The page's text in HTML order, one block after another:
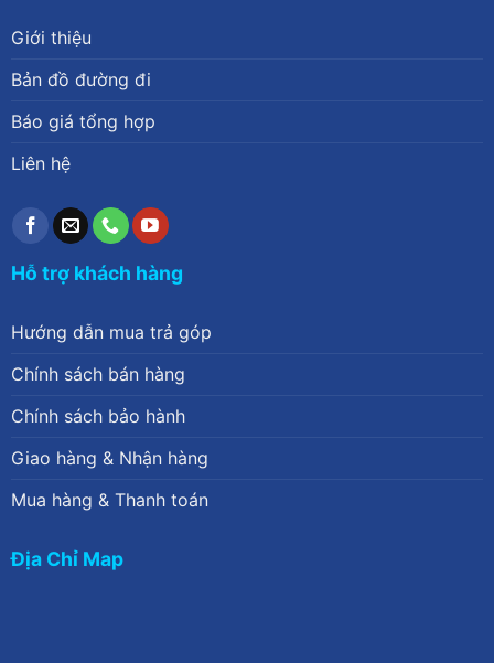
Giới thiệu
Bản đồ đường đi
Báo giá tổng hợp
Liên hệ
Hỗ trợ khách hàng
Hướng dẫn mua trả góp
Chính sách bán hàng
Chính sách bảo hành
Giao hàng & Nhận hàng
Mua hàng & Thanh toán
Địa Chỉ Map